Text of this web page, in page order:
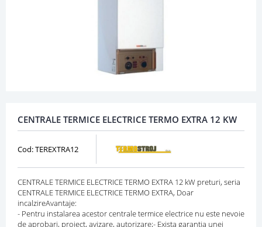
CENTRALE TERMICE ELECTRICE TERMO EXTRA 12 KW
Cod: TEREXTRA12
CENTRALE TERMICE ELECTRICE TERMO EXTRA 12 kW preturi, seria
CENTRALE TERMICE ELECTRICE TERMO EXTRA, Doar
incalzireAvantaje:
- Pentru instalarea acestor centrale termice electrice nu este nevoie
de aprobari, proiect, avizare, autorizare;- Exista garantia unei